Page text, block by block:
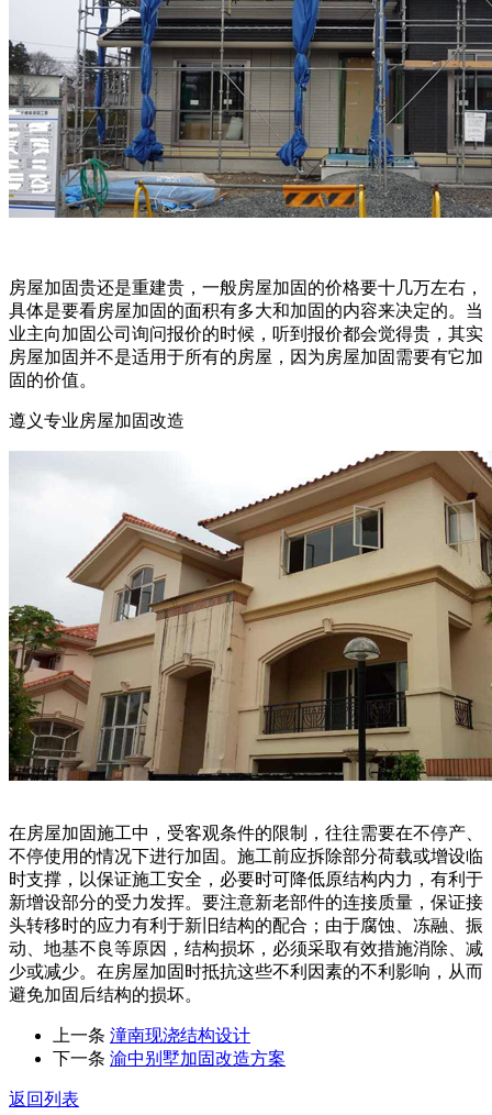
房屋加固贵还是重建贵，一般房屋加固的价格要十几万左右，
具体是要看房屋加固的面积有多大和加固的内容来决定的。当
业主向加固公司询问报价的时候，听到报价都会觉得贵，其实
房屋加固并不是适用于所有的房屋，因为房屋加固需要有它加
固的价值。
遵义专业房屋加固改造
在房屋加固施工中，受客观条件的限制，往往需要在不停产、
不停使用的情况下进行加固。施工前应拆除部分荷载或增设临
时支撑，以保证施工安全，必要时可降低原结构内力，有利于
新增设部分的受力发挥。要注意新老部件的连接质量，保证接
头转移时的应力有利于新旧结构的配合；由于腐蚀、冻融、振
动、地基不良等原因，结构损坏，必须采取有效措施消除、减
少或减少。在房屋加固时抵抗这些不利因素的不利影响，从而
避免加固后结构的损坏。
上一条 潼南现浇结构设计
下一条 渝中别墅加固改造方案
返回列表